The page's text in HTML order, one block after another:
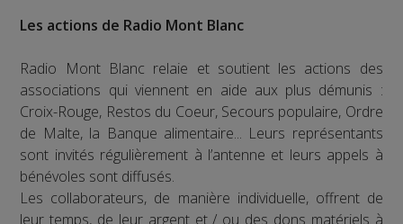
Les actions de Radio Mont Blanc
Radio Mont Blanc relaie et soutient les actions des
associations qui viennent en aide aux plus démunis :
Croix-Rouge, Restos du Coeur, Secours populaire, Ordre
de Malte, la Banque alimentaire... Leurs représentants
sont invités régulièrement à l’antenne et leurs appels à
bénévoles sont diffusés.
Les collaborateurs, de manière individuelle, offrent de
leur temps, de leur argent et / ou des dons matériels à